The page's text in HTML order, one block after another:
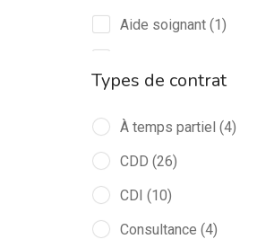
Aide soignant (1)
Assurance (1)
Auxiliaire en pharmacie
Banque (2)
Bâtiment (3)
Types de contrat
À temps partiel (4)
CDD (26)
CDI (10)
Consultance (4)